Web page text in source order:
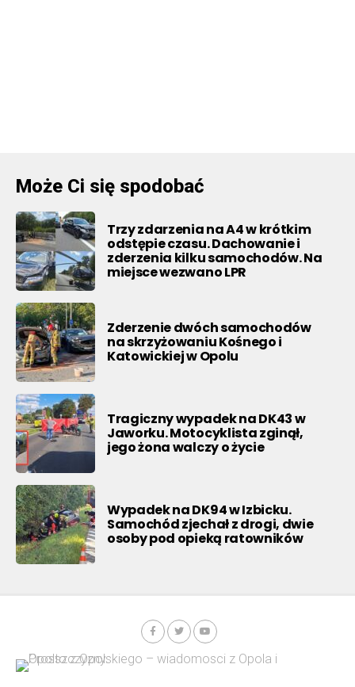
Może Ci się spodobać
Trzy zdarzenia na A4 w krótkim
odstępie czasu. Dachowanie i
zderzenia kilku samochodów. Na
miejsce wezwano LPR
Zderzenie dwóch samochodów
na skrzyżowaniu Kośnego i
Katowickiej w Opolu
Tragiczny wypadek na DK43 w
Jaworku. Motocyklista zginął,
jego żona walczy o życie
Wypadek na DK94 w Izbicku.
Samochód zjechał z drogi, dwie
osoby pod opieką ratowników